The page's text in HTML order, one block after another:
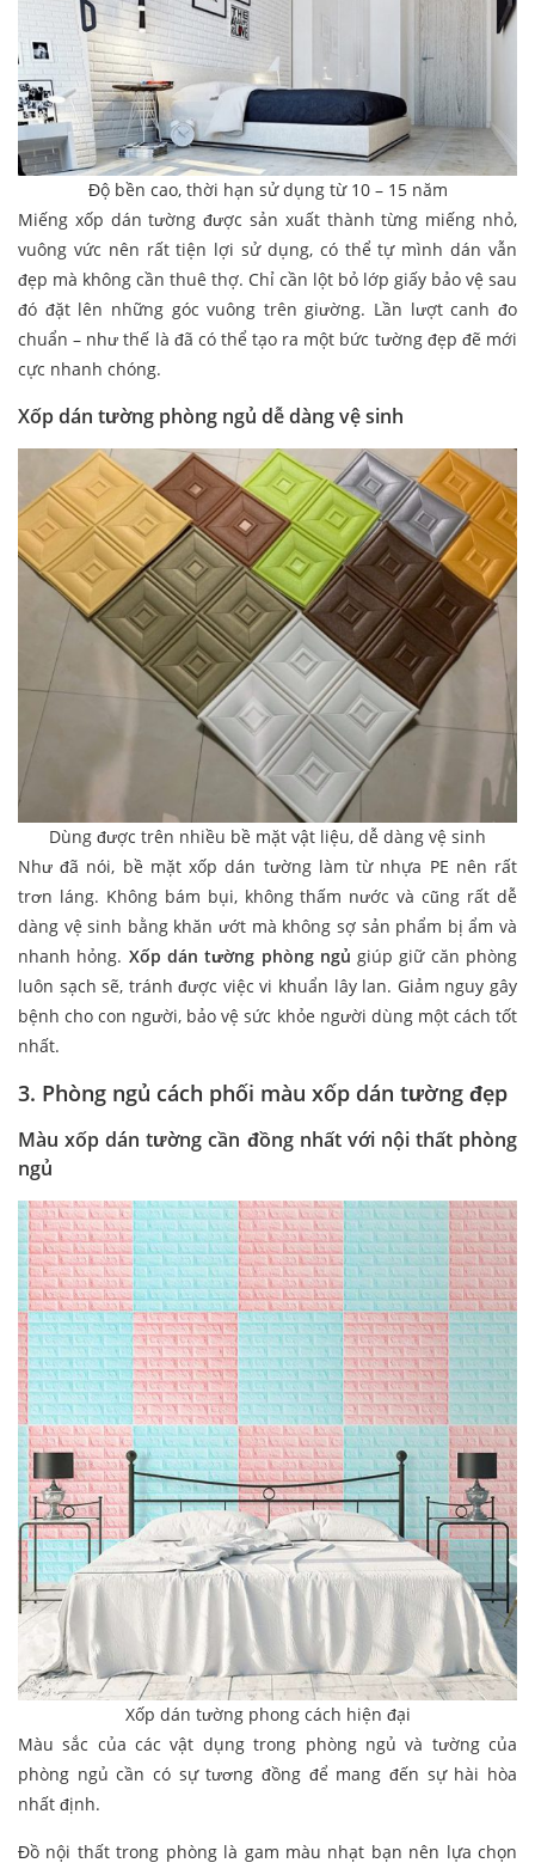
Độ bền cao, thời hạn sử dụng từ 10 – 15 năm
Miếng xốp dán tường được sản xuất thành từng miếng nhỏ,
vuông vức nên rất tiện lợi sử dụng, có thể tự mình dán vẫn
đẹp mà không cần thuê thợ. Chỉ cần lột bỏ lớp giấy bảo vệ sau
đó đặt lên những góc vuông trên giường. Lần lượt canh đo
chuẩn – như thế là đã có thể tạo ra một bức tường đẹp đẽ mới
cực nhanh chóng.
Xốp dán tường phòng ngủ dễ dàng vệ sinh
Dùng được trên nhiều bề mặt vật liệu, dễ dàng vệ sinh
Như đã nói, bề mặt xốp dán tường làm từ nhựa PE nên rất
trơn láng. Không bám bụi, không thấm nước và cũng rất dễ
dàng vệ sinh bằng khăn ướt mà không sợ sản phẩm bị ẩm và
nhanh hỏng. Xốp dán tường phòng ngủ giúp giữ căn phòng
luôn sạch sẽ, tránh được việc vi khuẩn lây lan. Giảm nguy gây
bệnh cho con người, bảo vệ sức khỏe người dùng một cách tốt
nhất.
3. Phòng ngủ cách phối màu xốp dán tường đẹp
Màu xốp dán tường cần đồng nhất với nội thất phòng
ngủ
Xốp dán tường phong cách hiện đại
Màu sắc của các vật dụng trong phòng ngủ và tường của
phòng ngủ cần có sự tương đồng để mang đến sự hài hòa
nhất định.
Đồ nội thất trong phòng là gam màu nhạt bạn nên lựa chọn